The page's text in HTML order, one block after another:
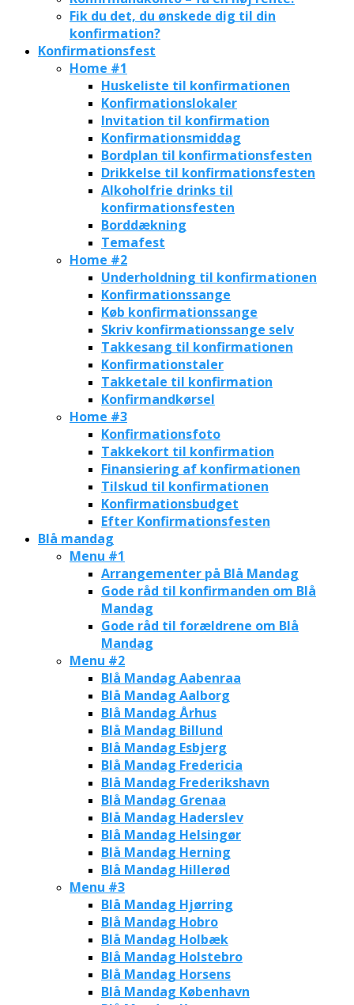
Fik du det, du ønskede dig til din
konfirmation?
Konfirmationsfest
Home #1
Huskeliste til konfirmationen
Konfirmationslokaler
Invitation til konfirmation
Konfirmationsmiddag
Bordplan til konfirmationsfesten
Drikkelse til konfirmationsfesten
Alkoholfrie drinks til
konfirmationsfesten
Borddækning
Temafest
Home #2
Underholdning til konfirmationen
Konfirmationssange
Køb konfirmationssange
Skriv konfirmationssange selv
Takkesang til konfirmationen
Konfirmationstaler
Takketale til konfirmation
Konfirmandkørsel
Home #3
Konfirmationsfoto
Takkekort til konfirmation
Finansiering af konfirmationen
Tilskud til konfirmationen
Konfirmationsbudget
Efter Konfirmationsfesten
Blå mandag
Menu #1
Arrangementer på Blå Mandag
Gode råd til konfirmanden om Blå
Mandag
Gode råd til forældrene om Blå
Mandag
Menu #2
Blå Mandag Aabenraa
Blå Mandag Aalborg
Blå Mandag Århus
Blå Mandag Billund
Blå Mandag Esbjerg
Blå Mandag Fredericia
Blå Mandag Frederikshavn
Blå Mandag Grenaa
Blå Mandag Haderslev
Blå Mandag Helsingør
Blå Mandag Herning
Blå Mandag Hillerød
Menu #3
Blå Mandag Hjørring
Blå Mandag Hobro
Blå Mandag Holbæk
Blå Mandag Holstebro
Blå Mandag Horsens
Blå Mandag København